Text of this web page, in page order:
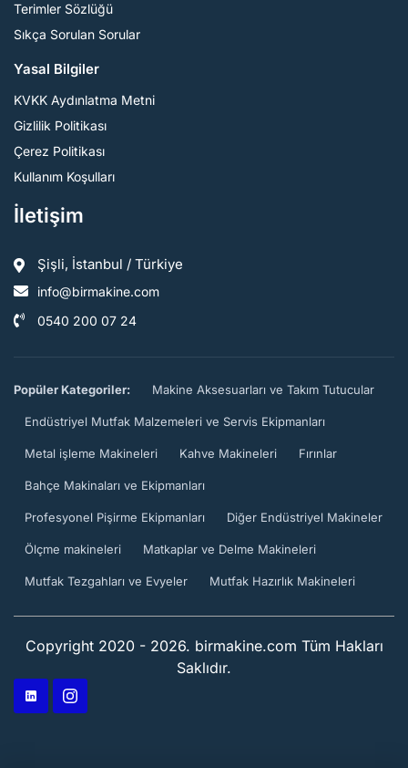
Terimler Sözlüğü
Sıkça Sorulan Sorular
Yasal Bilgiler
KVKK Aydınlatma Metni
Gizlilik Politikası
Çerez Politikası
Kullanım Koşulları
İletişim
Şişli, İstanbul / Türkiye
info@birmakine.com
0540 200 07 24
Popüler Kategoriler: Makine Aksesuarları ve Takım Tutucular
Endüstriyel Mutfak Malzemeleri ve Servis Ekipmanları
Metal işleme Makineleri Kahve Makineleri Fırınlar
Bahçe Makinaları ve Ekipmanları
Profesyonel Pişirme Ekipmanları Diğer Endüstriyel Makineler
Ölçme makineleri Matkaplar ve Delme Makineleri
Mutfak Tezgahları ve Evyeler Mutfak Hazırlık Makineleri
Copyright 2020 - 2026. birmakine.com Tüm Hakları
Saklıdır.